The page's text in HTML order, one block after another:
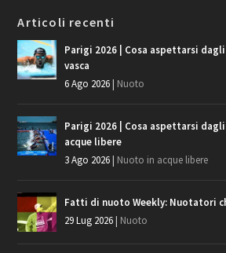
Articoli recenti
Parigi 2026 | Cosa aspettarsi
vasca
6 Ago 2026| Nuoto
Parigi 2026 | Cosa aspettarsi
acque libere
3 Ago 2026| Nuoto in acque libere
Fatti di nuoto Weekly: Nuotatori
29 Lug 2026| Nuoto